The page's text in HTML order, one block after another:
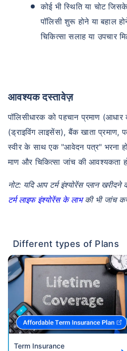
कोई भी स्थिति या चोट
पॉलिसी शुरू होने या बहाल
चिकित्सा सलाह या उपचार
आवश्यक दस्तावेज़
पॉलिसीधारक को पहचान प्रमाण (आधार
(ड्राइविंग लाइसेंस), बैंक खाता प्रमाण,
स्वीर के साथ एक "आवेदन पत्र" भरना
माण और चिकित्सा जांच की आवश्यकता
नोट: यदि आप टर्म इंश्योरेंस प्लान
टर्म लाइफ इंश्योरेंस के लाभकी भी जांच
Different types of Plans
Term Insurance